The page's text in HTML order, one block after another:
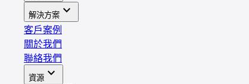
解決方案 expand_more
客戶案例
關於我們
聯絡我們
資源 expand_more